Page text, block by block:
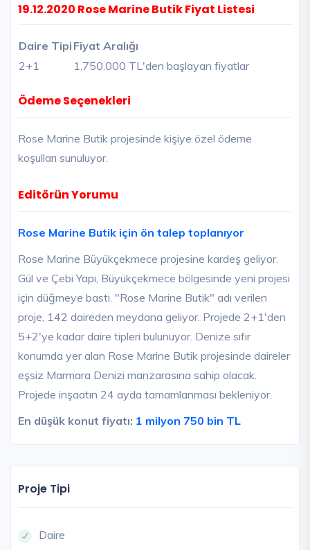
19.12.2020 Rose Marine Butik Fiyat Listesi
Daire Tipi Fiyat Aralığı
2+1
1.750.000 TL'den başlayan fiyatlar
Ödeme Seçenekleri
Rose Marine Butik projesinde kişiye özel ödeme
koşulları sunuluyor.
Editörün Yorumu
Rose Marine Butik için ön talep toplanıyor
Rose Marine Büyükçekmece projesine kardeş geliyor.
Gül ve Çebi Yapı, Büyükçekmece bölgesinde yeni projesi
için düğmeye bastı. "Rose Marine Butik" adı verilen
proje, 142 daireden meydana geliyor. Projede 2+1'den
5+2'ye kadar daire tipleri bulunuyor. Denize sıfır
konumda yer alan Rose Marine Butik projesinde daireler
eşsiz Marmara Denizi manzarasına sahip olacak.
Projede inşaatın 24 ayda tamamlanması bekleniyor.
En düşük konut fiyatı: 1 milyon 750 bin TL
Proje Tipi
Daire